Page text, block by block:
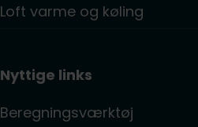
Loft varme og køling
Nyttige links
Beregningsværktøj